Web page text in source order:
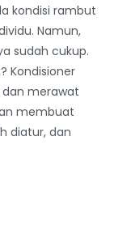
kondisi rambut
Namun,
sudah cukup.
Kondisioner
merawat
membuat
diatur, dan